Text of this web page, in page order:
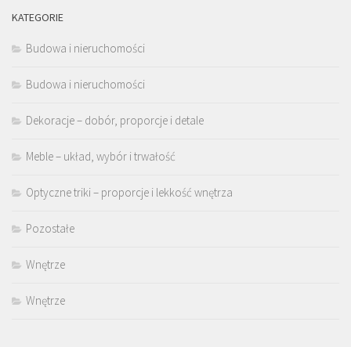
KATEGORIE
Budowa i nieruchomości
Budowa i nieruchomości
Dekoracje – dobór, proporcje i detale
Meble – układ, wybór i trwałość
Optyczne triki – proporcje i lekkość wnętrza
Pozostałe
Wnętrze
Wnętrze